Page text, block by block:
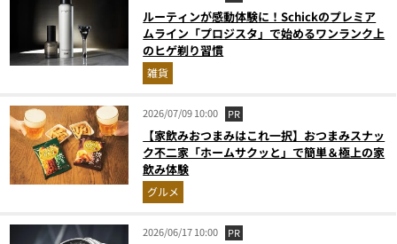
ルーティンが感動体験に！Schickのプレミア
ムライン「プロジスタ」で始めるワンランク上
のヒゲ剃り習慣
雑貨
2026/07/09 10:00 PR
【家飲みおつまみはこれ一択】おつまみスナッ
ク不二家「ホームサクッと」で簡単＆極上の家
飲み体験
グルメ
2026/06/17 10:00 PR